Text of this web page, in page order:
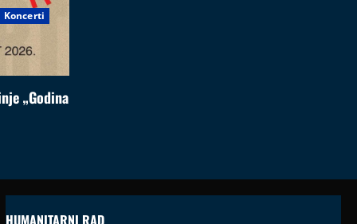
Koncerti
„Godina